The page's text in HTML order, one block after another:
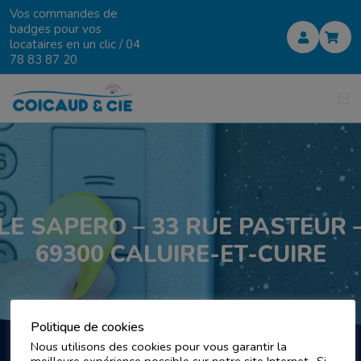
Vos commandes de
badges pour vos
locataires en un clic /04
78 83 87 20
SAPERO – 33 RUE PASTEUR
69300 CALUIRE-ET-CUIRE
Politique de cookies
Nous utilisons des cookies pour vous garantir la